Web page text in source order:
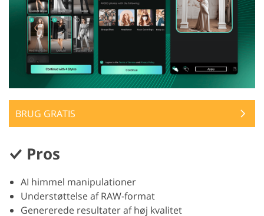
BRUG GRATIS
Pros
AI himmel manipulationer
Understøttelse af RAW-format
Genererede resultater af høj kvalitet